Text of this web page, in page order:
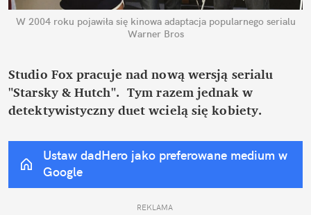
W 2004 roku pojawiła się kinowa adaptacja popularnego serialu
Warner Bros
Studio Fox pracuje nad nową wersją serialu
"Starsky & Hutch".  Tym razem jednak w
detektywistyczny duet wcielą się kobiety.
Ustaw dadHero jako preferowane medium w
Google
REKLAMA